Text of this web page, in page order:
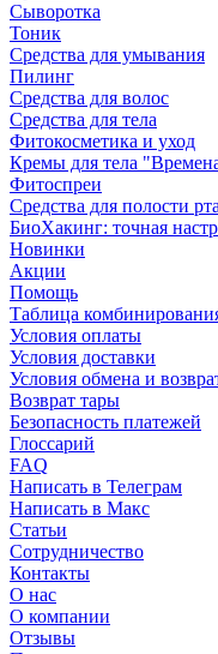
Сыворотка
Тоник
Средства для умывания
Пилинг
Средства для волос
Средства для тела
Фитокосметика и уход
Кремы для тела
Фитоспреи
Средства для полости рта
БиоХакинг: точная
Новинки
Акции
Помощь
Таблица
Условия оплаты
Условия доставки
Условия обмена и
Возврат тары
Безопасность платежей
Глоссарий
FAQ
Написать в Телеграм
Написать в Макс
Статьи
Сотрудничество
Контакты
О нас
О компании
Отзывы